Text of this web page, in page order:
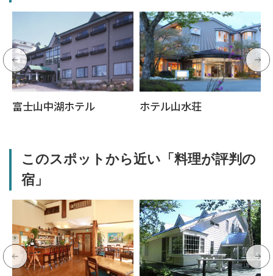
富士山中湖ホテル ホテル山水荘
このスポットから近い「料理が評判の
宿」